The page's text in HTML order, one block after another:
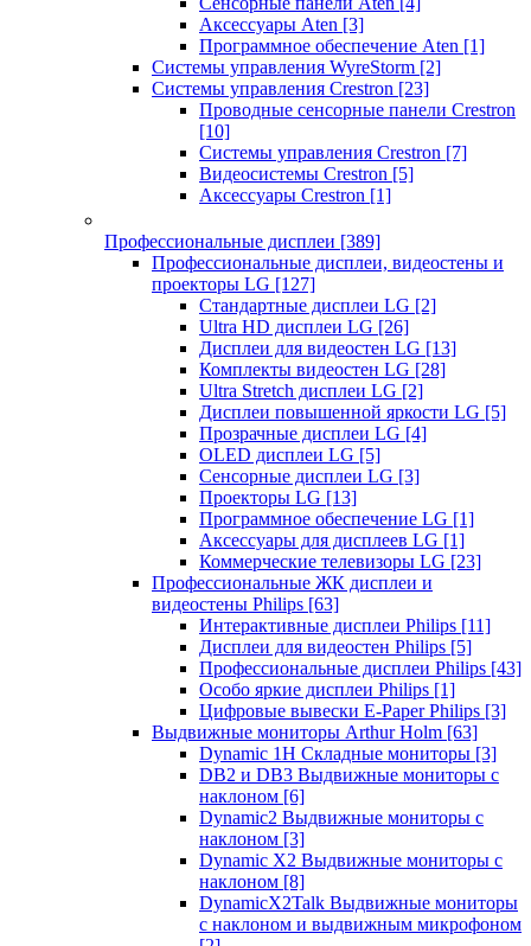
Аксессуары Aten [3]
Программное обеспечение Aten [1]
Системы управления WyreStorm [2]
Системы управления Crestron [23]
Проводные сенсорные панели Crestron
[10]
Системы управления Crestron [7]
Видеосистемы Crestron [5]
Аксессуары Crestron [1]
Профессиональные дисплеи [389]
Профессиональные дисплеи, видеостены и
проекторы LG [127]
Стандартные дисплеи LG [2]
Ultra HD дисплеи LG [26]
Дисплеи для видеостен LG [13]
Комплекты видеостен LG [28]
Ultra Stretch дисплеи LG [2]
Дисплеи повышенной яркости LG [5]
Прозрачные дисплеи LG [4]
OLED дисплеи LG [5]
Сенсорные дисплеи LG [3]
Проекторы LG [13]
Программное обеспечение LG [1]
Аксессуары для дисплеев LG [1]
Коммерческие телевизоры LG [23]
Профессиональные ЖК дисплеи и
видеостены Philips [63]
Интерактивные дисплеи Philips [11]
Дисплеи для видеостен Philips [5]
Профессиональные дисплеи Philips [43]
Особо яркие дисплеи Philips [1]
Цифровые вывески E-Paper Philips [3]
Выдвижные мониторы Arthur Holm [63]
Dynamic 1Н Складные мониторы [3]
DB2 и DB3 Выдвижные мониторы с
наклоном [6]
Dynamic2 Выдвижные мониторы с
наклоном [3]
Dynamic X2 Выдвижные мониторы с
наклоном [8]
DynamicX2Talk Выдвижные мониторы
с наклоном и выдвижным микрофоном